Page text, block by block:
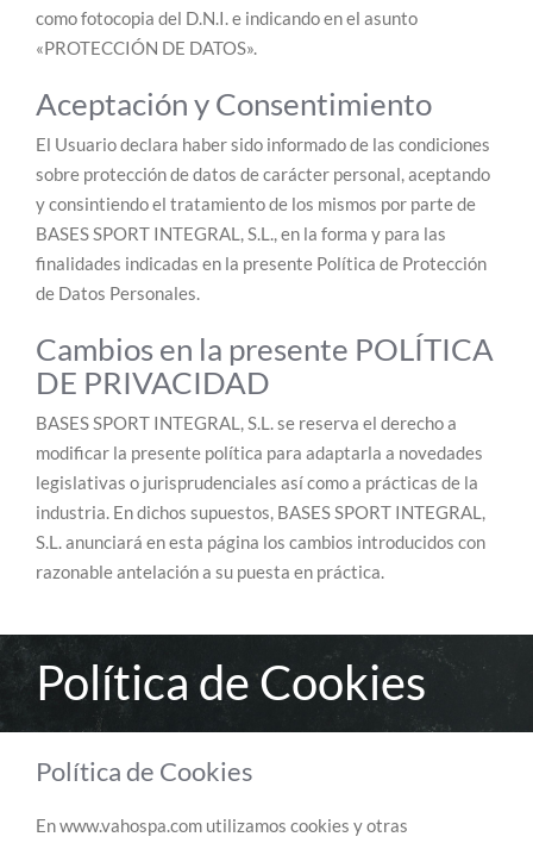
como fotocopia del D.N.I. e indicando en el asunto
«PROTECCIÓN DE DATOS».
Aceptación y Consentimiento
El Usuario declara haber sido informado de las condiciones
sobre protección de datos de carácter personal, aceptando
y consintiendo el tratamiento de los mismos por parte de
BASES SPORT INTEGRAL, S.L., en la forma y para las
finalidades indicadas en la presente Política de Protección
de Datos Personales.
Cambios en la presente POLÍTICA
DE PRIVACIDAD
BASES SPORT INTEGRAL, S.L. se reserva el derecho a
modificar la presente política para adaptarla a novedades
legislativas o jurisprudenciales así como a prácticas de la
industria. En dichos supuestos, BASES SPORT INTEGRAL,
S.L. anunciará en esta página los cambios introducidos con
razonable antelación a su puesta en práctica.
Política de Cookies
Política de Cookies
En www.vahospa.com utilizamos cookies y otras